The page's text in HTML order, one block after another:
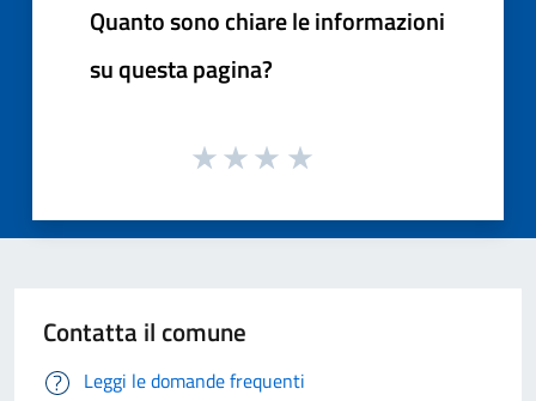
Quanto sono chiare le informazioni
su questa pagina?
Contatta il comune
Leggi le domande frequenti